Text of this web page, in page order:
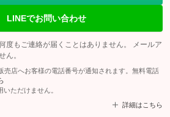
LINEでお問い合わせ
度もご連絡が届くことはありません。 メールア
ん。
店へお客様の電話番号が通知されます。無料電話
ただけません。
詳細はこちら